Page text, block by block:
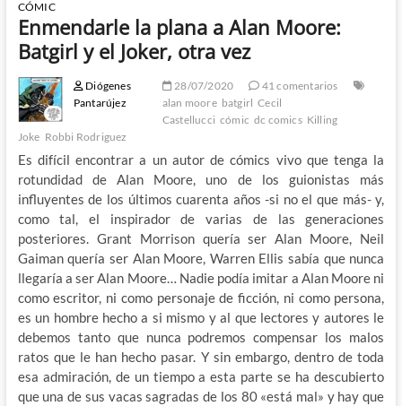
CÓMIC
Enmendarle la plana a Alan Moore:
Batgirl y el Joker, otra vez
Diógenes
Pantarújez
28/07/2020
41 comentarios
alan moore batgirl Cecil
Castellucci cómic dc comics Killing
Joke Robbi Rodriguez
Es difícil encontrar a un autor de cómics vivo que tenga la
rotundidad de Alan Moore, uno de los guionistas más
influyentes de los últimos cuarenta años -si no el que más- y,
como tal, el inspirador de varias de las generaciones
posteriores. Grant Morrison quería ser Alan Moore, Neil
Gaiman quería ser Alan Moore, Warren Ellis sabía que nunca
llegaría a ser Alan Moore… Nadie podía imitar a Alan Moore ni
como escritor, ni como personaje de ficción, ni como persona,
es un hombre hecho a si mismo y al que lectores y autores le
debemos tanto que nunca podremos compensar los malos
ratos que le han hecho pasar. Y sin embargo, dentro de toda
esa admiración, de un tiempo a esta parte se ha descubierto
que una de sus vacas sagradas de los 80 «está mal» y hay que